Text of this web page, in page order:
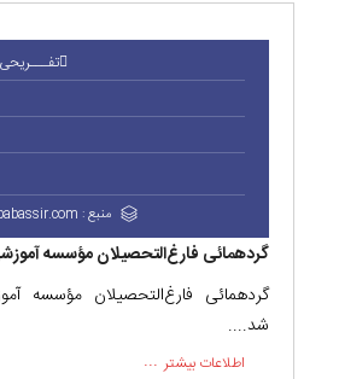
منبع :
گردهمائی فارغ‌التحصیلان مؤسسه
گردهمائی فارغ‌التحصیلان مؤسسه
شد....
اطلاعات بیشتر